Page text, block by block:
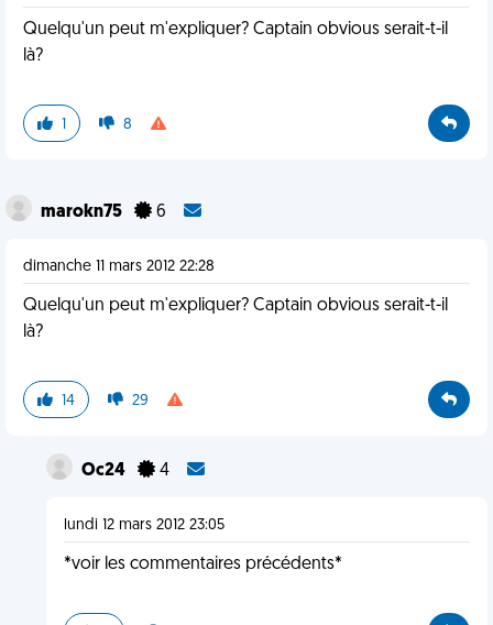
Quelqu'un peut m'expliquer? Captain obvious serait-t-il
là?
1 8
marokn75 6
dimanche 11 mars 2012 22:28
Quelqu'un peut m'expliquer? Captain obvious serait-t-il
là?
14 29
Oc24 4
lundi 12 mars 2012 23:05
*voir les commentaires précédents*